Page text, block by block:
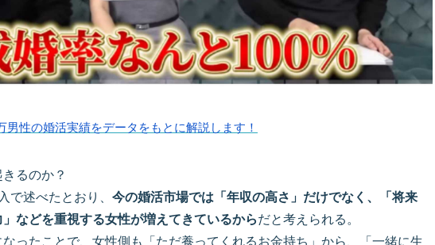
男性の婚活実績をデータをもとに解説します！
るのか？
で述べたとおり、 今の婚活市場では「年収の高さ」だけでなく、「将来
などを重視する女性が増えてきているからだと考えられる。
ったことで、女性側も「ただ養ってくれるお金持ち」から、「一緒に生